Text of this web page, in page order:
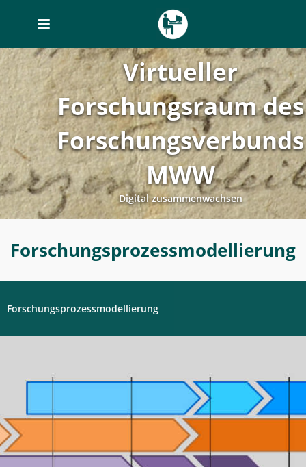
Toggle
navigation
Virtueller
Forschungsraum des
Forschungsverbunds
MWW
Digital zusammenwachsen
-
Digitales
Labor
Forschungsprozessmodellierung
Forschungsprozessmodellierung